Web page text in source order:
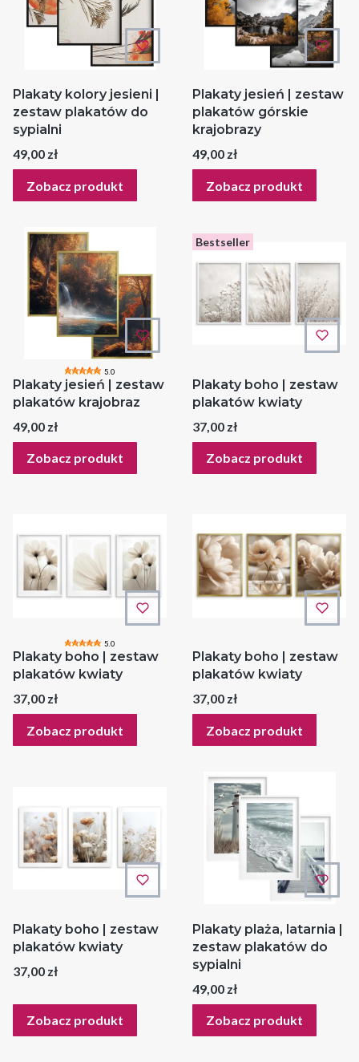
Plakaty kolory jesieni |
zestaw plakatów do
sypialni
Cena
49,00 zł
Zobacz produkt
Plakaty jesień | zestaw
plakatów górskie
krajobrazy
Cena
49,00 zł
Zobacz produkt
5.0
Plakaty jesień | zestaw
plakatów krajobraz
Cena
49,00 zł
Zobacz produkt
Bestseller
Plakaty boho | zestaw
plakatów kwiaty
Cena
37,00 zł
Zobacz produkt
5.0
Plakaty boho | zestaw
plakatów kwiaty
Cena
37,00 zł
Zobacz produkt
Plakaty boho | zestaw
plakatów kwiaty
Cena
37,00 zł
Zobacz produkt
Plakaty boho | zestaw
plakatów kwiaty
Cena
37,00 zł
Zobacz produkt
Plakaty plaża, latarnia |
zestaw plakatów do
sypialni
Cena
49,00 zł
Zobacz produkt